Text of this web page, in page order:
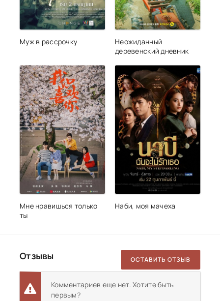
Муж в рассрочку
Неожиданный
деревенский дневник
Мне нравишься только
ты
Наби, моя мачеха
Отзывы ОСТАВИТЬ ОТЗЫВ
Комментариев еще нет. Хотите быть
первым?